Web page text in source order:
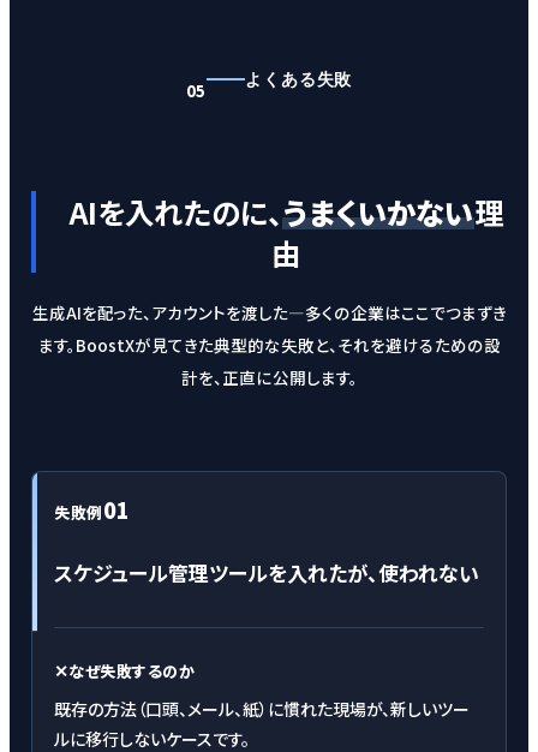
05
よくある失敗
AIを入れたのに、うまくいかない理
由
生成AIを配った、アカウントを渡した—多くの企業はここでつまずき
ます。BoostXが見てきた典型的な失敗と、それを避けるための設
計を、正直に公開します。
失敗例01
スケジュール管理ツールを入れたが、使われない
✕なぜ失敗するのか
既存の方法（口頭、メール、紙）に慣れた現場が、新しいツー
ルに移行しないケースです。